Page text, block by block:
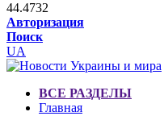
44.4732
Авторизация
Поиск
UA
ВСЕ РАЗДЕЛЫ
Главная